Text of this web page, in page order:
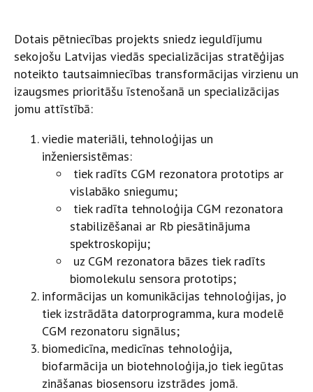
Dotais pētniecības projekts sniedz ieguldījumu
sekojošu Latvijas viedās specializācijas stratēģijas
noteikto tautsaimniecības transformācijas virzienu un
izaugsmes prioritāšu īstenošanā un specializācijas
jomu attīstībā:
viedie materiāli, tehnoloģijas un
inženiersistēmas:
tiek radīts CGM rezonatora prototips ar
vislabāko sniegumu;
tiek radīta tehnoloģija CGM rezonatora
stabilizēšanai ar Rb piesātinājuma
spektroskopiju;
uz CGM rezonatora bāzes tiek radīts
biomolekulu sensora prototips;
informācijas un komunikācijas tehnoloģijas, jo
tiek izstrādāta datorprogramma, kura modelē
CGM rezonatoru signālus;
biomedicīna, medicīnas tehnoloģija,
biofarmācija un biotehnoloģija,jo tiek iegūtas
zināšanas biosensoru izstrādes jomā.